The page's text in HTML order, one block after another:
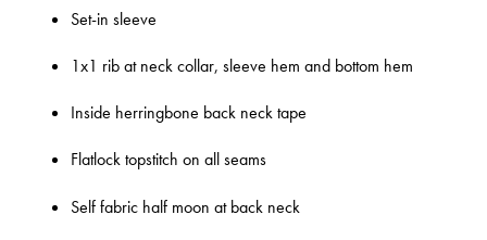
Set-in sleeve
1x1 rib at neck collar, sleeve hem and bottom hem
Inside herringbone back neck tape
Flatlock topstitch on all seams
Self fabric half moon at back neck